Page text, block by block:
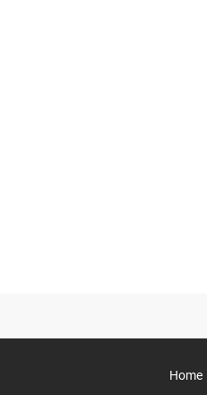
Home